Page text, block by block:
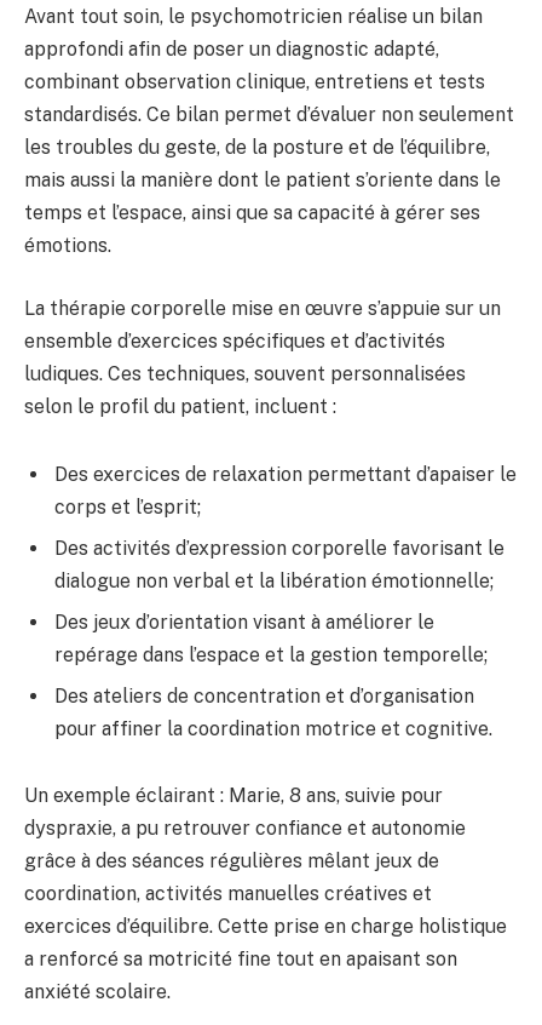
Avant tout soin, le psychomotricien réalise un bilan
approfondi afin de poser un diagnostic adapté,
combinant observation clinique, entretiens et tests
standardisés. Ce bilan permet d’évaluer non seulement
les troubles du geste, de la posture et de l’équilibre,
mais aussi la manière dont le patient s’oriente dans le
temps et l’espace, ainsi que sa capacité à gérer ses
émotions.
La thérapie corporelle mise en œuvre s’appuie sur un
ensemble d’exercices spécifiques et d’activités
ludiques. Ces techniques, souvent personnalisées
selon le profil du patient, incluent :
Des exercices de relaxation permettant d’apaiser le
corps et l’esprit;
Des activités d’expression corporelle favorisant le
dialogue non verbal et la libération émotionnelle;
Des jeux d’orientation visant à améliorer le
repérage dans l’espace et la gestion temporelle;
Des ateliers de concentration et d’organisation
pour affiner la coordination motrice et cognitive.
Un exemple éclairant : Marie, 8 ans, suivie pour
dyspraxie, a pu retrouver confiance et autonomie
grâce à des séances régulières mêlant jeux de
coordination, activités manuelles créatives et
exercices d’équilibre. Cette prise en charge holistique
a renforcé sa motricité fine tout en apaisant son
anxiété scolaire.